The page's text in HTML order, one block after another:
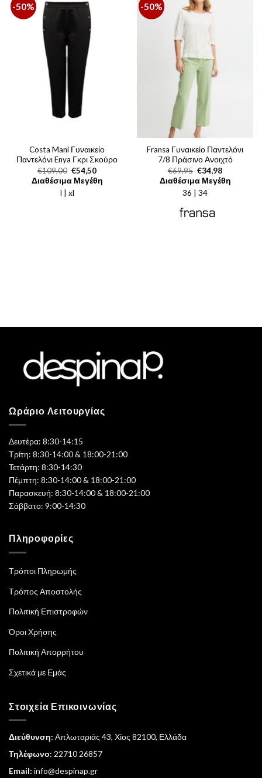
-50%
Costa Mani Γυναικείο
Παντελόνι Enya Γκρι Σκούρο
€109,00 Original
price
was:
€109,00.
€54,50Η
τρέχουσα
τιμή
Διαθέσιμα Μεγέθη
l | xl
-50%
Fransa Γυναικείο Παντελόνι
7/8 Πράσινο Ανοιχτό
€69,95 Original
price
was:
€69,95.
€34,98Η
τρέχουσα
τιμή
Διαθέσιμα Μεγέθη
36 | 34
Ωράριο Λειτουργίας
Δευτέρα: 8:30-14:15
Τρίτη: 8:30-14:00 & 18:00-21:00
Τετάρτη: 8:30-14:30
Πέμπτη: 8:30-14:00 & 18:00-21:00
Παρασκευή: 8:30-14:00 & 18:00-21:00
Σάββατο: 9:00-14:30
Πληροφορίες
Τρόποι Πληρωμής
Τρόπος Αποστολής
Πολιτική Επιστροφών
Όροι Χρήσης
Πολιτική Απορρήτου
Σχετικά με Εμάς
Στοιχεία Επικοινωνίας
Διεύθυνση: Απλωταριάς 43, Χίος 82100, Ελλάδα
Τηλέφωνο: 22710 26857
Email: info@despinap.gr